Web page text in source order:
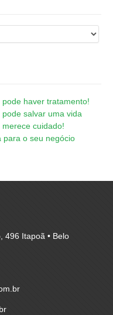
haver tratamento!
salvar uma vida
cuidado!
para o seu negócio
496 Itapoã • Belo